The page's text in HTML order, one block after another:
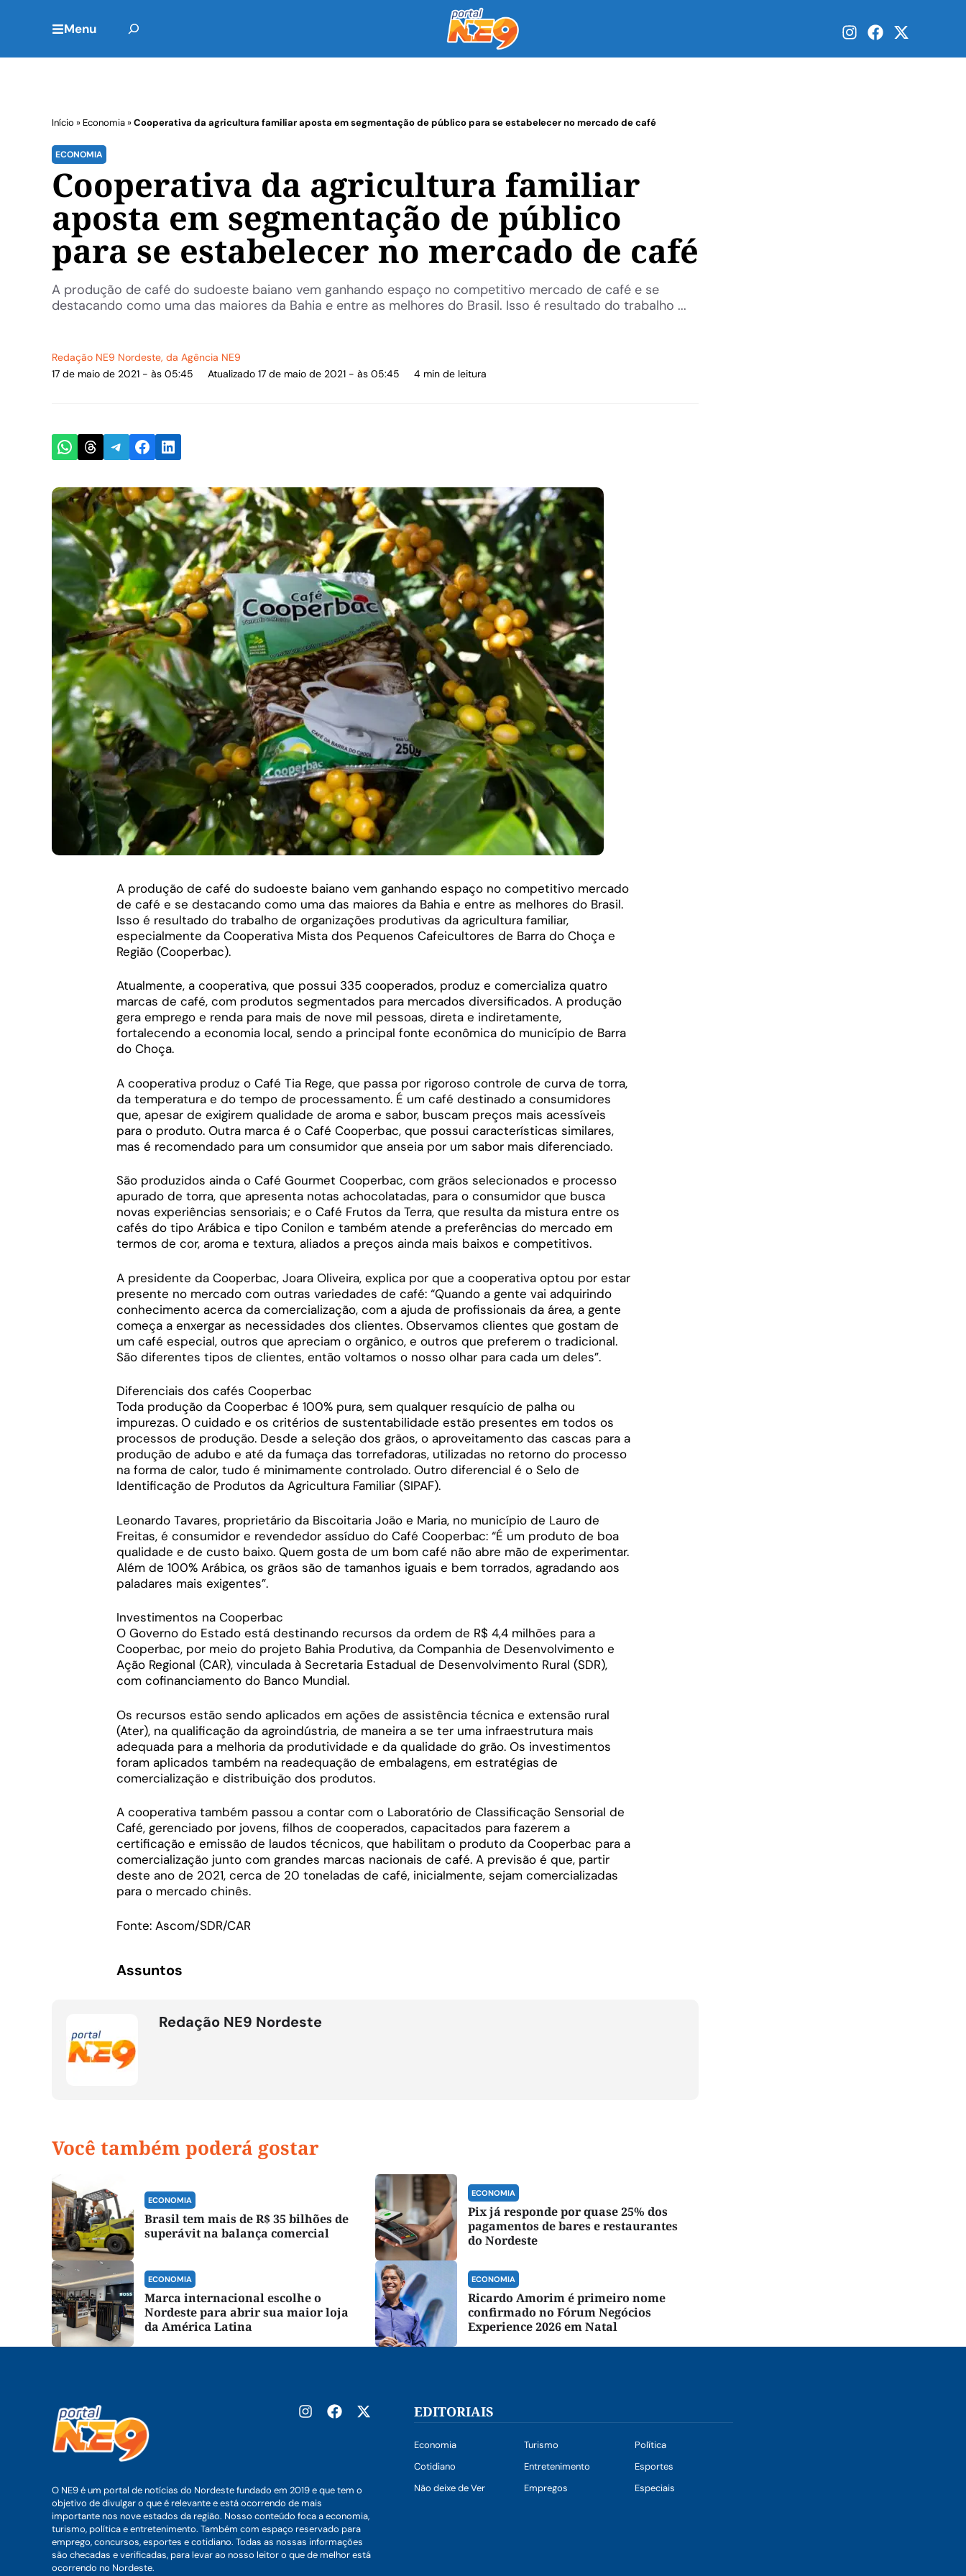
Menu
Início » Economia»Cooperativa da agricultura familiar aposta em segmentação de público para se estabelecer no mercado de café
ECONOMIA
Cooperativa da agricultura familiar
aposta em segmentação de público
para se estabelecer no mercado de café
A produção de café do sudoeste baiano vem ganhando espaço no competitivo mercado de café e se
destacando como uma das maiores da Bahia e entre as melhores do Brasil. Isso é resultado do trabalho ...
Redação NE9 Nordeste, da Agência NE9
17 de maio de 2021 - às 05:45
Atualizado 17 de maio de 2021 - às 05:45 4 min de leitura
Share on WhatsApp
Share on Threads
Share on Telegram
Share on Facebook
Share on LinkedIn
A produção de café do sudoeste baiano vem ganhando espaço no competitivo mercado
de café e se destacando como uma das maiores da Bahia e entre as melhores do Brasil.
Isso é resultado do trabalho de organizações produtivas da agricultura familiar,
especialmente da Cooperativa Mista dos Pequenos Cafeicultores de Barra do Choça e
Região (Cooperbac).
Atualmente, a cooperativa, que possui 335 cooperados, produz e comercializa quatro
marcas de café, com produtos segmentados para mercados diversificados. A produção
gera emprego e renda para mais de nove mil pessoas, direta e indiretamente,
fortalecendo a economia local, sendo a principal fonte econômica do município de Barra
do Choça.
A cooperativa produz o Café Tia Rege, que passa por rigoroso controle de curva de torra,
da temperatura e do tempo de processamento. É um café destinado a consumidores
que, apesar de exigirem qualidade de aroma e sabor, buscam preços mais acessíveis
para o produto. Outra marca é o Café Cooperbac, que possui características similares,
mas é recomendado para um consumidor que anseia por um sabor mais diferenciado.
São produzidos ainda o Café Gourmet Cooperbac, com grãos selecionados e processo
apurado de torra, que apresenta notas achocolatadas, para o consumidor que busca
novas experiências sensoriais; e o Café Frutos da Terra, que resulta da mistura entre os
cafés do tipo Arábica e tipo Conilon e também atende a preferências do mercado em
termos de cor, aroma e textura, aliados a preços ainda mais baixos e competitivos.
A presidente da Cooperbac, Joara Oliveira, explica por que a cooperativa optou por estar
presente no mercado com outras variedades de café: “Quando a gente vai adquirindo
conhecimento acerca da comercialização, com a ajuda de profissionais da área, a gente
começa a enxergar as necessidades dos clientes. Observamos clientes que gostam de
um café especial, outros que apreciam o orgânico, e outros que preferem o tradicional.
São diferentes tipos de clientes, então voltamos o nosso olhar para cada um deles”.
Diferenciais dos cafés Cooperbac
Toda produção da Cooperbac é 100% pura, sem qualquer resquício de palha ou
impurezas. O cuidado e os critérios de sustentabilidade estão presentes em todos os
processos de produção. Desde a seleção dos grãos, o aproveitamento das cascas para a
produção de adubo e até da fumaça das torrefadoras, utilizadas no retorno do processo
na forma de calor, tudo é minimamente controlado. Outro diferencial é o Selo de
Identificação de Produtos da Agricultura Familiar (SIPAF).
Leonardo Tavares, proprietário da Biscoitaria João e Maria, no município de Lauro de
Freitas, é consumidor e revendedor assíduo do Café Cooperbac: “É um produto de boa
qualidade e de custo baixo. Quem gosta de um bom café não abre mão de experimentar.
Além de 100% Arábica, os grãos são de tamanhos iguais e bem torrados, agradando aos
paladares mais exigentes”.
Investimentos na Cooperbac
O Governo do Estado está destinando recursos da ordem de R$ 4,4 milhões para a
Cooperbac, por meio do projeto Bahia Produtiva, da Companhia de Desenvolvimento e
Ação Regional (CAR), vinculada à Secretaria Estadual de Desenvolvimento Rural (SDR),
com cofinanciamento do Banco Mundial.
Os recursos estão sendo aplicados em ações de assistência técnica e extensão rural
(Ater), na qualificação da agroindústria, de maneira a se ter uma infraestrutura mais
adequada para a melhoria da produtividade e da qualidade do grão. Os investimentos
foram aplicados também na readequação de embalagens, em estratégias de
comercialização e distribuição dos produtos.
A cooperativa também passou a contar com o Laboratório de Classificação Sensorial de
Café, gerenciado por jovens, filhos de cooperados, capacitados para fazerem a
certificação e emissão de laudos técnicos, que habilitam o produto da Cooperbac para a
comercialização junto com grandes marcas nacionais de café. A previsão é que, partir
deste ano de 2021, cerca de 20 toneladas de café, inicialmente, sejam comercializadas
para o mercado chinês.
Fonte: Ascom/SDR/CAR
Assuntos
Redação NE9 Nordeste
Você também poderá gostar
ECONOMIA
Brasil tem mais de R$ 35 bilhões de
superávit na balança comercial
ECONOMIA
Pix já responde por quase 25% dos
pagamentos de bares e restaurantes
do Nordeste
ECONOMIA
Marca internacional escolhe o
Nordeste para abrir sua maior loja
da América Latina
ECONOMIA
Ricardo Amorim é primeiro nome
confirmado no Fórum Negócios
Experience 2026 em Natal
O NE9 é um portal de notícias do Nordeste fundado em 2019 e que tem o
objetivo de divulgar o que é relevante e está ocorrendo de mais
importante nos nove estados da região. Nosso conteúdo foca a economia,
turismo, política e entretenimento. Também com espaço reservado para
emprego, concursos, esportes e cotidiano. Todas as nossas informações
são checadas e verificadas, para levar ao nosso leitor o que de melhor está
ocorrendo no Nordeste.
EDITORIAIS
Economia Turismo
Política
Cotidiano
Entretenimento
Esportes
Não deixe de Ver
Empregos Especiais